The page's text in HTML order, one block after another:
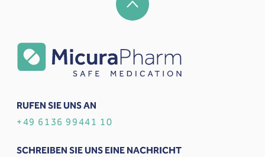
RUFEN SIE UNS AN
+49 6136 99441 10
SCHREIBEN SIE UNS EINE NACHRICHT